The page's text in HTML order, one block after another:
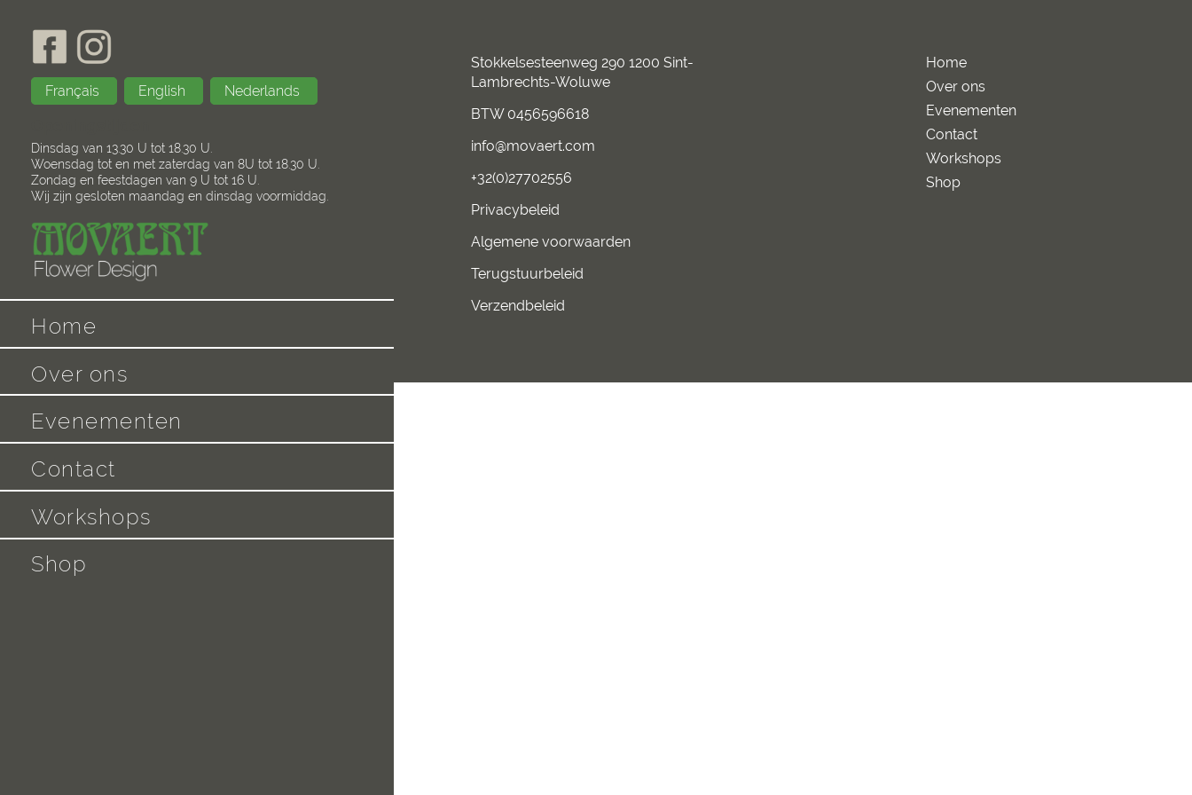
Français English Nederlands
Dinsdag van 13.30 U tot 18.30 U.
Woensdag tot en met zaterdag van 8U tot 18.30 U.
Zondag en feestdagen van 9 U tot 16 U.
Wij zijn gesloten maandag en dinsdag voormiddag.
Home
Over ons
Evenementen
Contact
Workshops
Shop
Stokkelsesteenweg 290 1200 Sint-
Lambrechts-Woluwe
BTW 0456596618
info@movaert.com
+32(0)27702556
Privacybeleid
Algemene voorwaarden
Terugstuurbeleid
Verzendbeleid
Home
Over ons
Evenementen
Contact
Workshops
Shop